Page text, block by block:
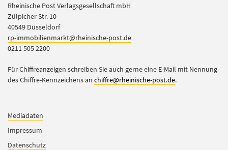
Rheinische Post Verlagsgesellschaft mbH
Zülpicher Str. 10
40549 Düsseldorf
rp-immobilienmarkt@rheinische-post.de
0211 505 2200
Für Chiffreanzeigen schreiben Sie auch gerne eine E-Mail mit Nennung
des Chiffre-Kennzeichens an chiffre@rheinische-post.de.
Mediadaten
Impressum
Datenschutz